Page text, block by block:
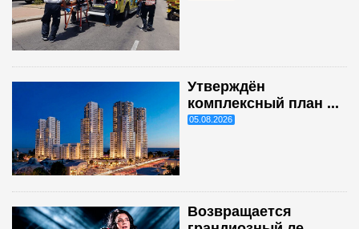
Утверждён
комплексный план ...
05.08.2026
Возвращается